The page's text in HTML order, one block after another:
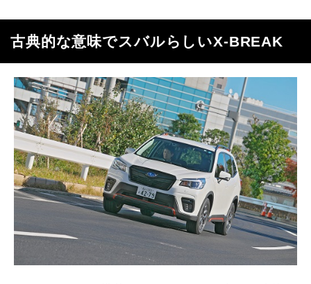
古典的な意味でスバルらしいX-BREAK